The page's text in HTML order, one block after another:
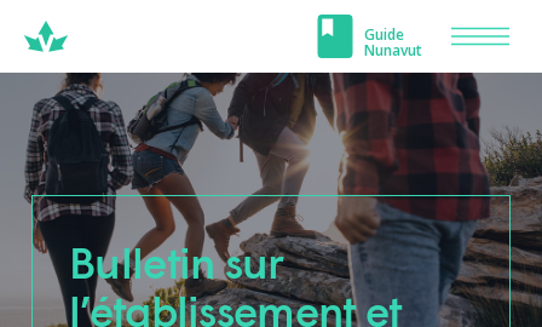
Guide
Nunavut
Bulletin sur
l’établissement et